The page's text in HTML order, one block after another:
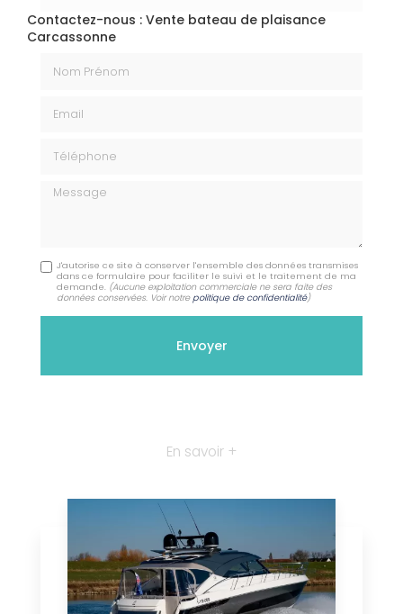
Contactez-nous : Vente bateau de plaisance
Carcassonne
Message
J'autorise ce site à conserver l'ensemble des données transmises
dans ce formulaire pour faciliter le suivi et le traitement de ma
demande. (Aucune exploitation commerciale ne sera faite des
données conservées. Voir notrepolitique de confidentialité)
En savoir +